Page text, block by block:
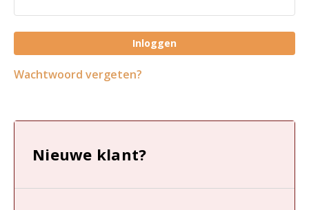
Wachtwoord vergeten?
Nieuwe klant?